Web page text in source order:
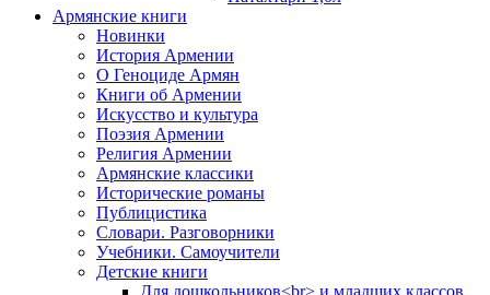
Армянские книги
Новинки
История Армении
О Геноциде Армян
Книги об Армении
Иcкусство и культура
Поэзия Армении
Религия Армении
Армянские классики
Исторические романы
Публицистика
Словари. Разговорники
Учебники. Самоучители
Детские книги
Для дошкольников<br> и младших классов